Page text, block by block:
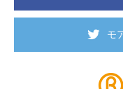
モ